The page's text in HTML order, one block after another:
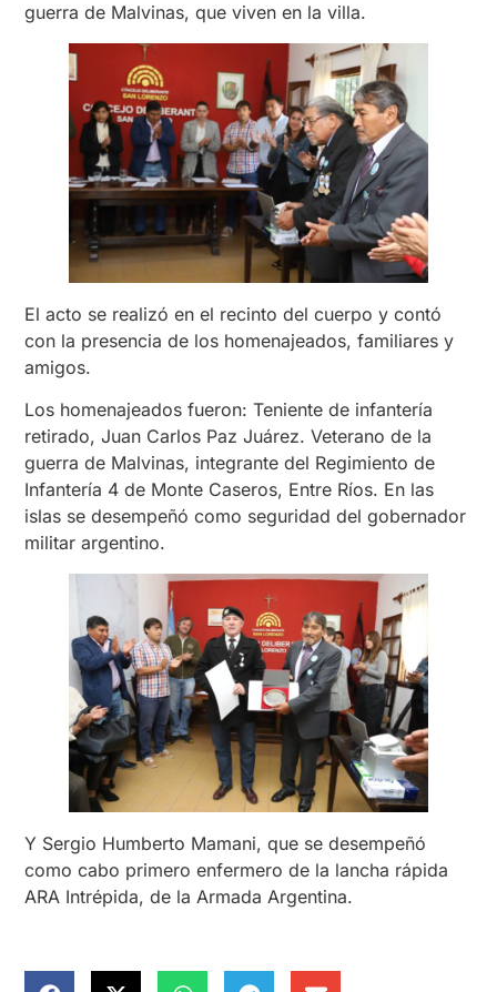
guerra de Malvinas, que viven en la villa.
El acto se realizó en el recinto del cuerpo y contó
con la presencia de los homenajeados, familiares y
amigos.
Los homenajeados fueron: Teniente de infantería
retirado, Juan Carlos Paz Juárez. Veterano de la
guerra de Malvinas, integrante del Regimiento de
Infantería 4 de Monte Caseros, Entre Ríos. En las
islas se desempeñó como seguridad del gobernador
militar argentino.
Y Sergio Humberto Mamani, que se desempeñó
como cabo primero enfermero de la lancha rápida
ARA Intrépida, de la Armada Argentina.